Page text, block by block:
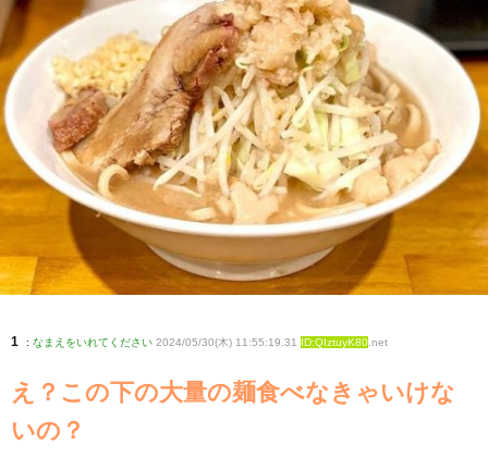
1 : なまえをいれてください 2024/05/30(木) 11:55:19.31 ID:QIztuyK80 .net
え？この下の大量の麺食べなきゃいけな
いの？